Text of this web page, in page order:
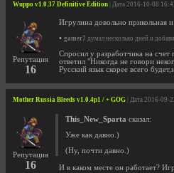
Wuppo v1.0.37 Definitive Edition | Дата 2016-10-08
Репутация
16
Игрулина довольно прикольная
• gamer7 думал несколько дней и
Спросил у разработчика на счет
ответил "Никогда не говори
Русский язык скорее всего
Mother Russia Bleeds v1.0.4p1 / + GOG | Дата 2016-09-
Репутация
16
This_New_Sparta сказал:
Уже как давно.)
(Ну, почти давно.)
И в каком месте он работает?